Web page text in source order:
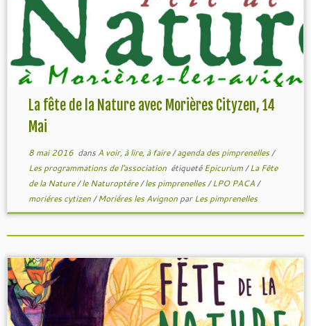
La fête de la Nature avec Morières Cityzen, 14
Mai
8 mai 2016dans A voir, à lire, à faire/agenda des pimprenelles/
Les programmations de l'association étiquetéEpicurium/La Fête
de la Nature/le Naturoptére/les pimprenelles/LPO PACA/
moriéres cytizen/Moriéres les Avignon parLes pimprenelles